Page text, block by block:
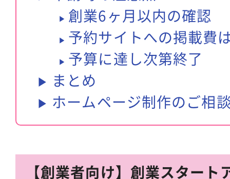
創業6ヶ月以内の確認
予約サイトへの掲載費
予算に達し次第終了
まとめ
ホームページ制作のご相
【創業者向け】創業スタート